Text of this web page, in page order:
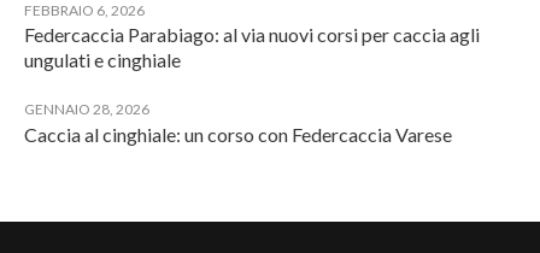
FEBBRAIO 6, 2026
Federcaccia Parabiago: al via nuovi corsi per caccia agli
ungulati e cinghiale
GENNAIO 28, 2026
Caccia al cinghiale: un corso con Federcaccia Varese